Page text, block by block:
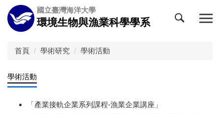
跳
到
主
區
國立臺灣海洋大學
環境生物與漁業科學學系
首頁 學術研究 學術活動
學術活動
「產業接軌企業系列課程-漁業企業講座」